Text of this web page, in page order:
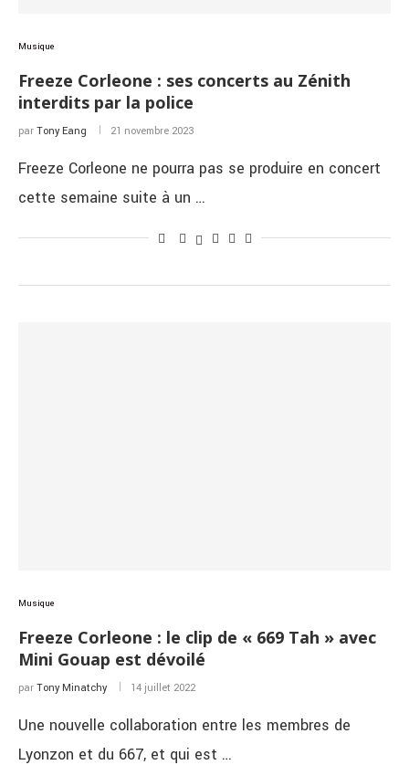
Musique
Freeze Corleone : ses concerts au Zénith
interdits par la police
par Tony Eang 21 novembre 2023
Freeze Corleone ne pourra pas se produire en concert
cette semaine suite à un …
Musique
Freeze Corleone : le clip de « 669 Tah » avec
Mini Gouap est dévoilé
par Tony Minatchy 14 juillet 2022
Une nouvelle collaboration entre les membres de
Lyonzon et du 667, et qui est …